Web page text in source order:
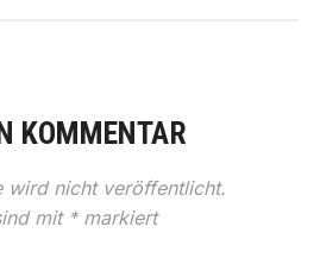
KOMMENTAR
wird nicht veröffentlicht.
mit *markiert